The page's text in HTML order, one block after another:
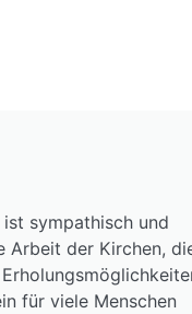
sympathisch und
Arbeit der Kirchen,
für viele Menschen